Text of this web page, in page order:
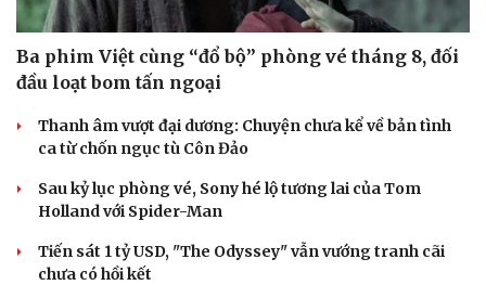
Ba phim Việt cùng “đổ bộ” phòng vé tháng 8, đối
đầu loạt bom tấn ngoại
Thanh âm vượt đại dương: Chuyện chưa kể về bản tình
ca từ chốn ngục tù Côn Đảo
Sau kỷ lục phòng vé, Sony hé lộ tương lai của Tom
Holland với Spider-Man
Tiến sát 1 tỷ USD, "The Odyssey" vẫn vướng tranh cãi
chưa có hồi kết